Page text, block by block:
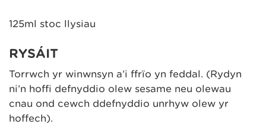
125ml stoc llysiau
RYSÁIT
Torrwch yr winwnsyn a’i ffrïo yn feddal. (Rydyn
ni’n hoffi defnyddio olew sesame neu olewau
cnau ond cewch ddefnyddio unrhyw olew yr
hoffech).